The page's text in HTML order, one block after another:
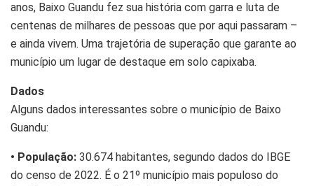
anos, Baixo Guandu fez sua história com garra e luta de
centenas de milhares de pessoas que por aqui passaram –
e ainda vivem. Uma trajetória de superação que garante ao
município um lugar de destaque em solo capixaba.
Dados
Alguns dados interessantes sobre o município de Baixo
Guandu:
• População: 30.674 habitantes, segundo dados do IBGE
do censo de 2022. É o 21º município mais populoso do